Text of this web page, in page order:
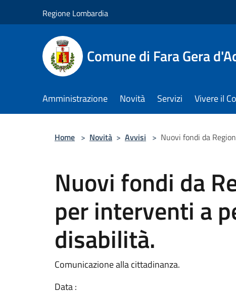
Regione Lombardia
Comune di Fara Gera
Amministrazione Novità Servizi Vivere il
Home > Novità > Avvisi > Nuovi fondi da
Nuovi fondi da
per interventi a
disabilità.
Comunicazione alla cittadinanza.
Data :